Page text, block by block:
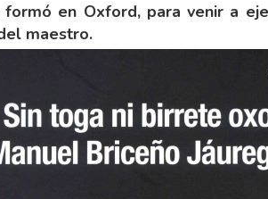
en Oxford, para venir a
maestro.